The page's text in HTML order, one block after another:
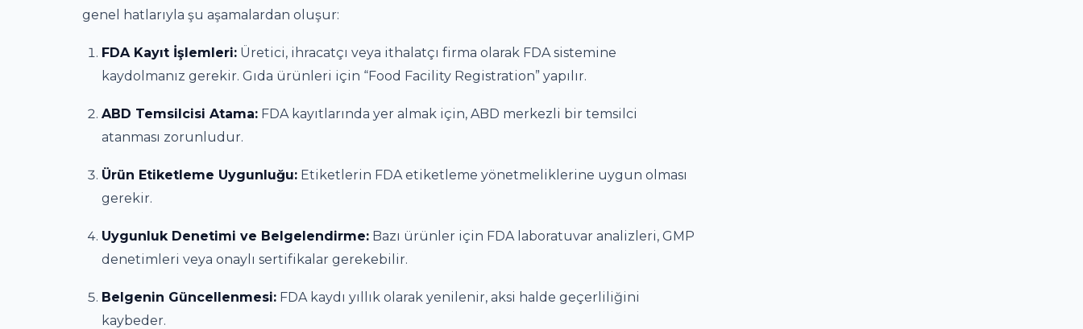
genel hatlarıyla şu aşamalardan oluşur:
FDA Kayıt İşlemleri: Üretici, ihracatçı veya ithalatçı firma olarak FDA sistemine
kaydolmanız gerekir. Gıda ürünleri için “Food Facility Registration” yapılır.
ABD Temsilcisi Atama: FDA kayıtlarında yer almak için, ABD merkezli bir temsilci
atanması zorunludur.
Ürün Etiketleme Uygunluğu: Etiketlerin FDA etiketleme yönetmeliklerine uygun olması
gerekir.
Uygunluk Denetimi ve Belgelendirme: Bazı ürünler için FDA laboratuvar analizleri, GMP
denetimleri veya onaylı sertifikalar gerekebilir.
Belgenin Güncellenmesi: FDA kaydı yıllık olarak yenilenir, aksi halde geçerliliğini
kaybeder.